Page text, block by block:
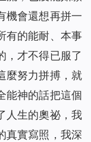
機會還想再拼一
有的能耐、本事
，才不得已服了
麼努力拼搏，就
能神的話把這個
人生的奧祕，我
真實寫照，我深